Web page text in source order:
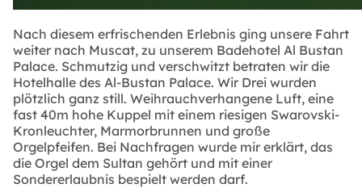
Nach diesem erfrischenden Erlebnis ging unsere Fahrt
weiter nach Muscat, zu unserem Badehotel Al Bustan
Palace. Schmutzig und verschwitzt betraten wir die
Hotelhalle des Al-Bustan Palace. Wir Drei wurden
plötzlich ganz still. Weihrauchverhangene Luft, eine
fast 40m hohe Kuppel mit einem riesigen Swarovski-
Kronleuchter, Marmorbrunnen und große
Orgelpfeifen. Bei Nachfragen wurde mir erklärt, das
die Orgel dem Sultan gehört und mit einer
Sondererlaubnis bespielt werden darf.